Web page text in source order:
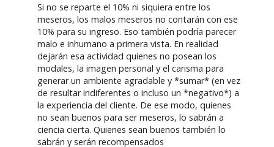
Si no se reparte el 10% ni siquiera entre los
meseros, los malos meseros no contarán con ese
10% para su ingreso. Eso también podría parecer
malo e inhumano a primera vista. En realidad
dejarán esa actividad quienes no posean los
modales, la imagen personal y el carisma para
generar un ambiente agradable y *sumar* (en vez
de resultar indiferentes o incluso un *negativo*) a
la experiencia del cliente. De ese modo, quienes
no sean buenos para ser meseros, lo sabrán a
ciencia cierta. Quienes sean buenos también lo
sabrán y serán recompensados